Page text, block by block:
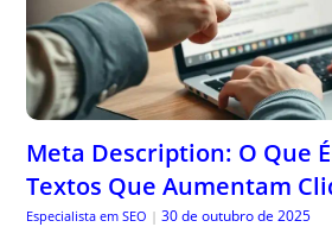
Meta Description: O Que
Textos Que Aumentam
Especialista em SEO | 30 de outubro de 2025